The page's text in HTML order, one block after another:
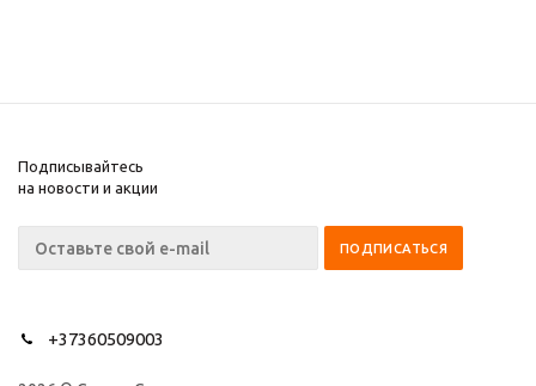
Подписывайтесь
на новости и акции
+37360509003